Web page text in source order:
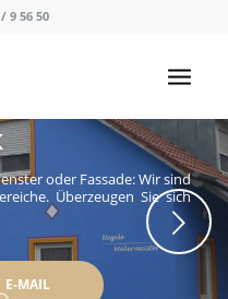
9 56 50
oder Fassade: Wir sind
Überzeugen Sie sich
E-MAIL